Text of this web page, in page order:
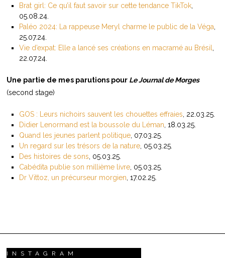
Brat girl: Ce qu’il faut savoir sur cette tendance TikTok,
05.08.24.
Paléo 2024: La rappeuse Meryl charme le public de la Véga,
25.07.24.
Vie d’expat: Elle a lancé ses créations en macramé au Brésil,
22.07.24.
Une partie de mes parutions pour Le Journal de Morges
(second stage)
GOS : Leurs nichoirs sauvent les chouettes effraies, 22.03.25.
Didier Lenormand est la boussole du Léman, 18.03.25.
Quand les jeunes parlent politique, 07.03.25.
Un regard sur les trésors de la nature, 05.03.25.
Des histoires de sons, 05.03.25.
Cabédita publie son millième livre, 05.03.25.
Dr Vittoz, un précurseur morgien, 17.02.25.
INSTAGRAM